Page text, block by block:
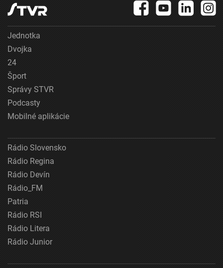
Jednotka
Dvojka
24
Šport
Správy STVR
Podcasty
Mobilné aplikácie
Rádio Slovensko
Rádio Regina
Rádio Devín
Rádio_FM
Patria
Rádio RSI
Rádio Litera
Rádio Junior